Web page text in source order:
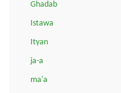
Ghadab
Istawa
Ityan
ja-a
ma'a